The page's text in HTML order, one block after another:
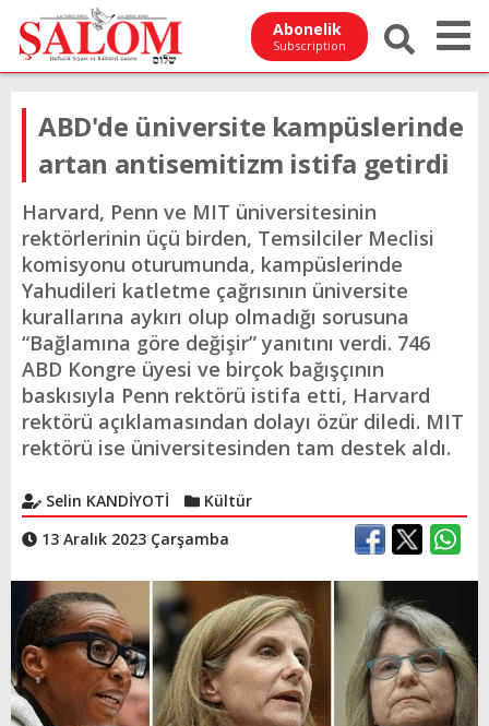
Abonelik
Subscription
ABD'de üniversite kampüslerinde
artan antisemitizm istifa getirdi
Harvard, Penn ve MIT üniversitesinin
rektörlerinin üçü birden, Temsilciler Meclisi
komisyonu oturumunda, kampüslerinde
Yahudileri katletme çağrısının üniversite
kurallarına aykırı olup olmadığı sorusuna
“Bağlamına göre değişir” yanıtını verdi. 746
ABD Kongre üyesi ve birçok bağışçının
baskısıyla Penn rektörü istifa etti, Harvard
rektörü açıklamasından dolayı özür diledi. MIT
rektörü ise üniversitesinden tam destek aldı.
Selin KANDİYOTİ
Kültür
13 Aralık 2023 Çarşamba